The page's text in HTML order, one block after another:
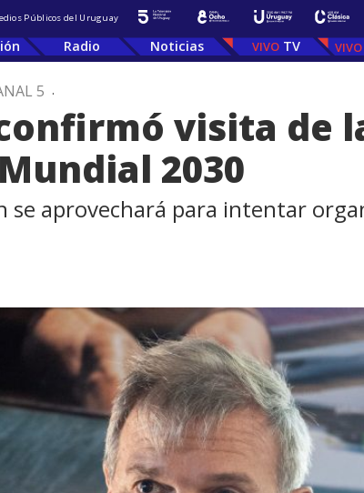
Públicos del Uruguay
Radio Noticias TV
5 .
visita de
2030
se aprovechará para intentar